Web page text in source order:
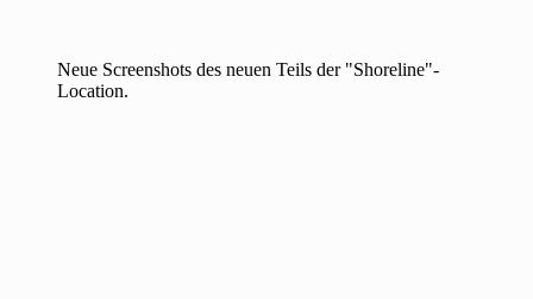
Neue Screenshots des neuen Teils der "Shoreline"-
Location.